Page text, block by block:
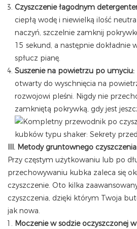
Czyszczenie łagodnym
ciepłą wodę i niewielką ilość
naczyń, szczelnie zamknij
15 sekund, a następnie dokładnie
spłucz pianę.
Suszenie na powietrzu po umyciu:
otwarty do wyschnięcia na
rozwojowi pleśni. Nigdy nie
zamkniętą pokrywką, gdy jest
III. Metody gruntownego
Przy częstym użytkowaniu lub po
przechowywaniu kubka zaleca się
czyszczenie. Oto kilka
czyszczenia, dzięki którym Twoja
jak nowa.
Moczenie w sodzie oczyszczonej